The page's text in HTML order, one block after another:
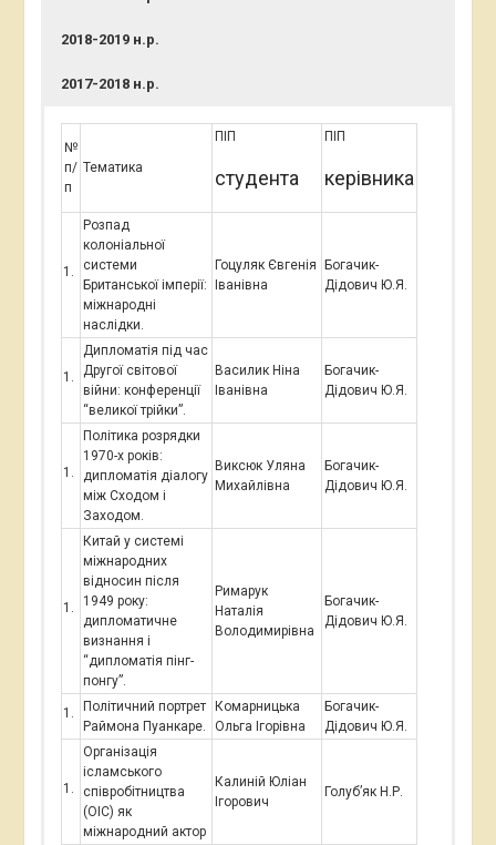
2018-2019 н.р.
2017-2018 н.р.
№
п/
п
Тематика
ПІП
студента
ПІП
керівника
Розпад
колоніальної
системи
Британської імперії:
міжнародні
наслідки.
Гоцуляк Євгенія
Іванівна
Богачик-
Дідович Ю.Я.
Дипломатія під час
Другої світової
війни: конференції
“великої трійки”.
Василик Ніна
Іванівна
Богачик-
Дідович Ю.Я.
Політика розрядки
1970-х років:
дипломатія діалогу
між Сходом і
Заходом.
Виксюк Уляна
Михайлівна
Богачик-
Дідович Ю.Я.
Китай у системі
міжнародних
відносин після
1949 року:
дипломатичне
визнання і
“дипломатія пінг-
понгу”.
Римарук
Наталія
Володимирівна
Богачик-
Дідович Ю.Я.
Політичний портрет
Раймона Пуанкаре.
Комарницька
Ольга Ігорівна
Богачик-
Дідович Ю.Я.
Організація
ісламського
співробітництва
(ОІС) як
міжнародний актор
Калиній Юліан
Ігорович
Голуб’як Н.Р.